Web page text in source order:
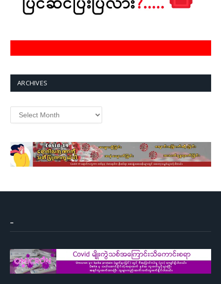
ARCHIVES
Archives
–